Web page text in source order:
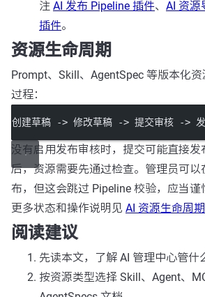
注 AI 发布 Pipeline 插件、 AI 资源
插件。
资源生命周期
Prompt、Skill、AgentSpec 等版本化
过程：
创建草稿 -> 修改草稿 -> 提交审核 ->
没有启用发布审核时，提交可能直接发
后，资源需要先通过检查。管理员可以
布，但这会跳过 Pipeline 校验，应当谨
更多状态和操作说明见 AI 资源生命周期
阅读建议
先读本文，了解 AI 管理中心管什
按资源类型选择 Skill、Agent、